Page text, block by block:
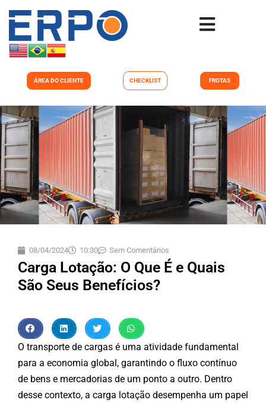
ÁREA DO CLIENTE CHECKLIST FROTAS
08/04/2024 10:30 Sem Comentários
Carga Lotação: O Que É e Quais
São Seus Benefícios?
O transporte de cargas é uma atividade fundamental
para a economia global, garantindo o fluxo contínuo
de bens e mercadorias de um ponto a outro. Dentro
desse contexto, a carga lotação desempenha um papel